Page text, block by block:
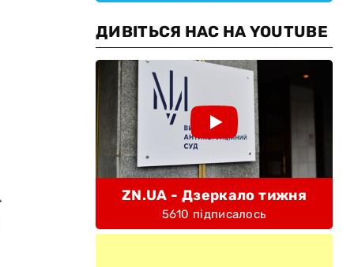
ДИВІТЬСЯ НАС НА YOUTUBE
ZN.UA - Дзеркало тижня
5610 підписалось